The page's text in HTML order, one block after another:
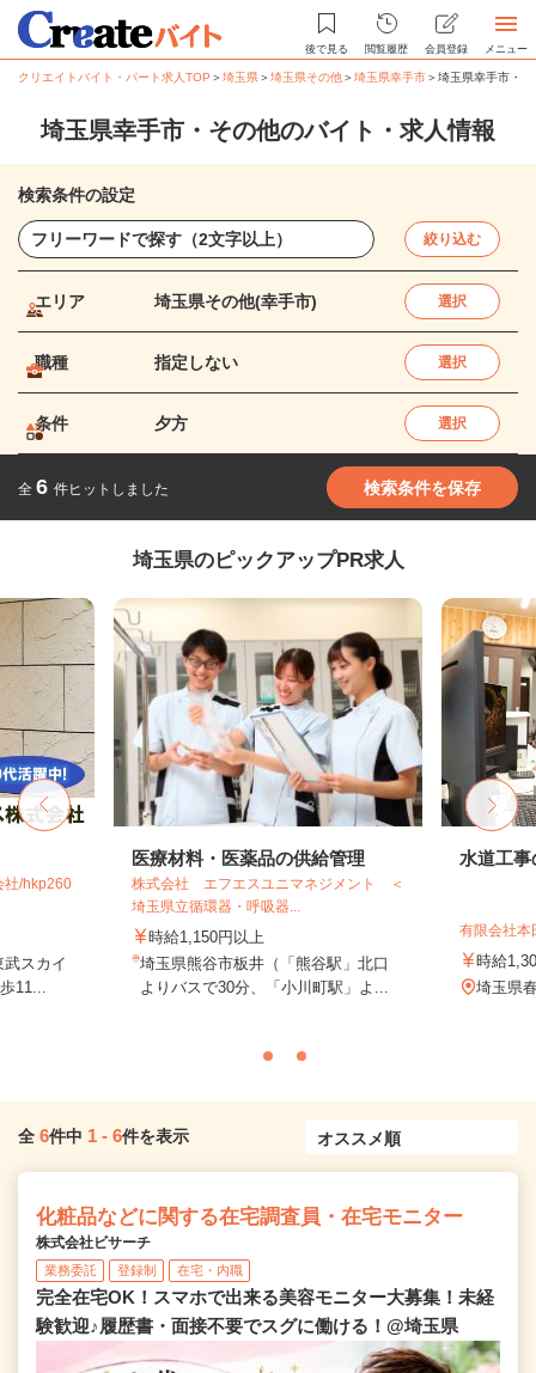
後で見る 閲覧履歴 会員登録 メニュー
クリエイトバイト・パート求人TOP ＞埼玉県＞埼玉県その他＞埼玉県幸手市＞埼玉県幸手市・
埼玉県幸手市・その他のバイト・求人情報
検索条件の設定
絞り込む
エリア 埼玉県その他(幸手市) 選択
職種 指定しない 選択
条件 夕方 選択
全 6 件ヒットしました 検索条件を保存
埼玉県のピックアップPR求人
社/hkp260
スカイ
11...
医療材料・医薬品の供給管理
株式会社 エフエスユニマネジメント ＜
埼玉県立循環器・呼吸器...
時給1,150円以上
埼玉県熊谷市板井（「熊谷駅」北口
よりバスで30分、「小川町駅」よ...
水道工
有限会社本
時給
埼玉県
全 6件中 1 - 6件を表示
化粧品などに関する在宅調査員・在宅モニター
株式会社ビサーチ
業務委託 登録制 在宅・内職
完全在宅OK！スマホで出来る美容モニター大募集！未経
験歓迎♪履歴書・面接不要でスグに働ける！@埼玉県